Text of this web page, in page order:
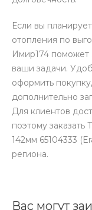
Если вы
отопления по
Имир174 поможет
ваши задачи.
оформить
дополнительно
Для клиентов
поэтому
142мм 65104333
региона.
Вас могут